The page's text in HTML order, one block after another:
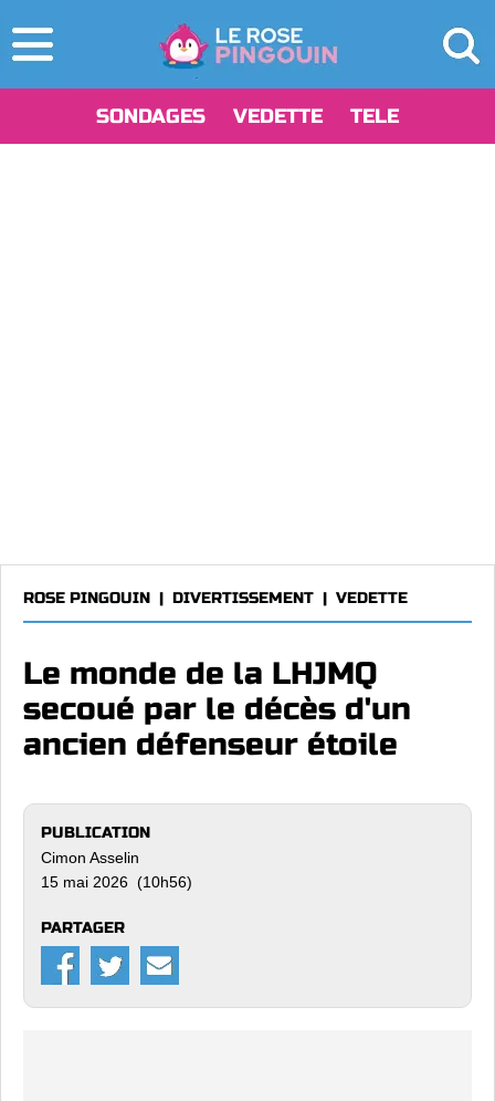
SONDAGES VEDETTE TELE
ROSE PINGOUIN | DIVERTISSEMENT | VEDETTE
Le monde de la LHJMQ
secoué par le décès d'un
ancien défenseur étoile
PUBLICATION
Cimon Asselin
15 mai 2026 (10h56)
PARTAGER